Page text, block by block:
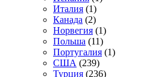
Италия (1)
Канада (2)
Норвегия (1)
Польша (11)
Португалия (1)
США (239)
Турция (236)